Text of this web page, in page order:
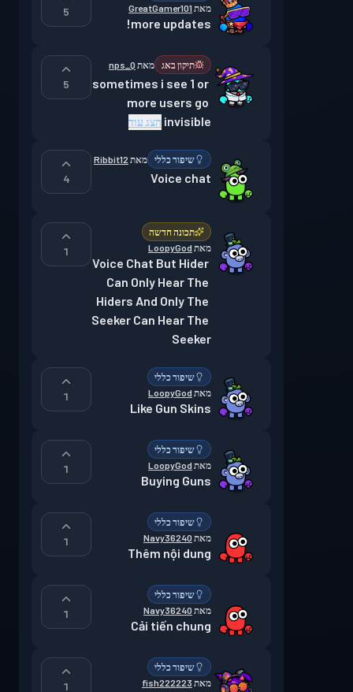
מאת GreatGamer101
more updates!
5
תיקון באג מאת nps_Q
sometimes i see 1 or
more users go
invisible הצג עוד
5
שיפור כללי מאת Ribbit12
Voice chat
4
תכונה חדשה
מאת LoopyGod
Voice Chat But Hider
Can Only Hear The
Hiders And Only The
Seeker Can Hear The
Seeker
1
שיפור כללי
מאת LoopyGod
Like Gun Skins
1
שיפור כללי
מאת LoopyGod
Buying Guns
1
שיפור כללי
מאת Navy36240
Thêm nội dung
1
שיפור כללי
מאת Navy36240
Cải tiến chung
1
שיפור כללי
מאת fish222223
1